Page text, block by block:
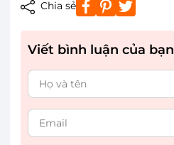
Chia sẻ
Viết bình luận của bạn